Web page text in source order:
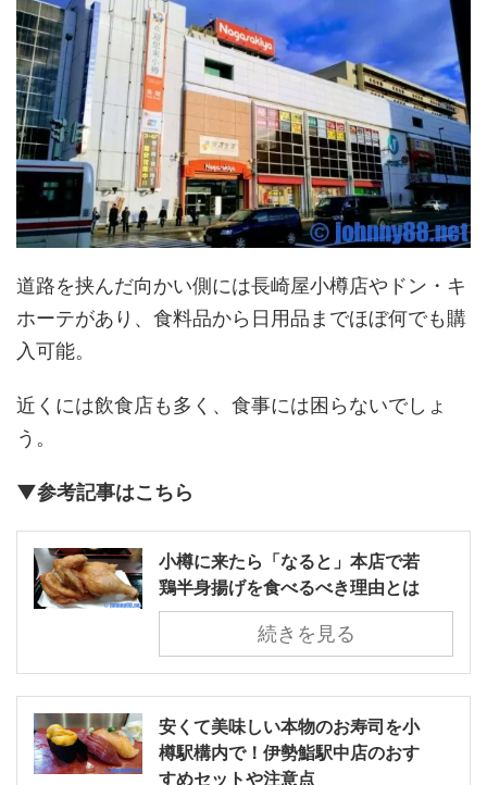
道路を挟んだ向かい側には長崎屋小樽店やドン・キ
ホーテがあり、食料品から日用品までほぼ何でも購
入可能。
近くには飲食店も多く、食事には困らないでしょ
う。
▼参考記事はこちら
小樽に来たら「なると」本店で若
鶏半身揚げを食べるべき理由とは
続きを見る
安くて美味しい本物のお寿司を小
樽駅構内で！伊勢鮨駅中店のおす
すめセットや注意点